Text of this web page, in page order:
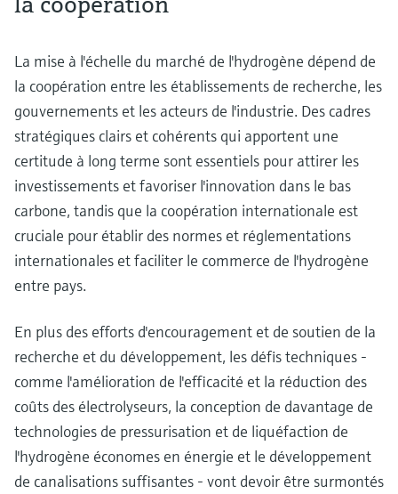
La mise à l'échelle du marché de l'hydrogène dépend de
la coopération entre les établissements de recherche, les
gouvernements et les acteurs de l'industrie. Des cadres
stratégiques clairs et cohérents qui apportent une
certitude à long terme sont essentiels pour attirer les
investissements et favoriser l'innovation dans le bas
carbone, tandis que la coopération internationale est
cruciale pour établir des normes et réglementations
internationales et faciliter le commerce de l'hydrogène
entre pays.
En plus des efforts d'encouragement et de soutien de la
recherche et du développement, les défis techniques -
comme l'amélioration de l'efficacité et la réduction des
coûts des électrolyseurs, la conception de davantage de
technologies de pressurisation et de liquéfaction de
l'hydrogène économes en énergie et le développement
de canalisations suffisantes - vont devoir être surmontés